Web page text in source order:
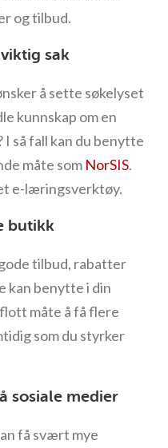
og tilbud.
sak
å sette søkelyset
kunnskap om en
så fall kan du benytte
måte som NorSIS.
e-læringsverktøy.
butikk
tilbud, rabatter
kan benytte i din
måte å få flere
som du styrker
sosiale medier
få svært mye